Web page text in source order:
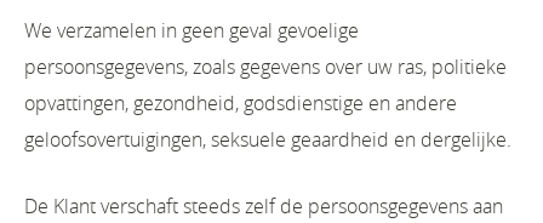
We verzamelen in geen geval gevoelige
persoonsgegevens, zoals gegevens over uw ras, politieke
opvattingen, gezondheid, godsdienstige en andere
geloofsovertuigingen, seksuele geaardheid en dergelijke.
De Klant verschaft steeds zelf de persoonsgegevens aan